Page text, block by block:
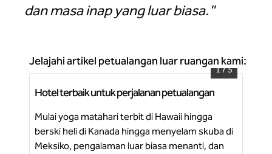
dan masa inap yang luar biasa."
Jelajahi artikel petualangan luar ruangan kami:
Hotel terbaik untuk perjalanan petualangan
Grand Wailea, Resor Waldorf Astoria
1/5
Mulai yoga matahari terbit di Hawaii hingga
berski heli di Kanada hingga menyelam skuba di
Meksiko, pengalaman luar biasa menanti, dan